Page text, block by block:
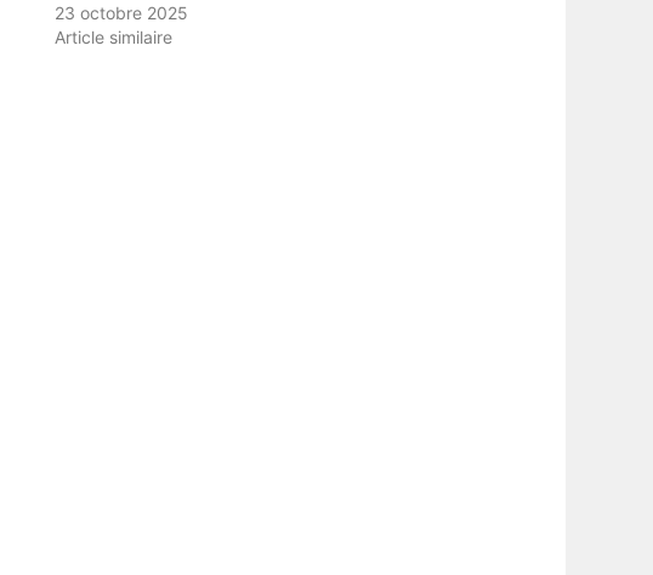
23 octobre 2025
Article similaire